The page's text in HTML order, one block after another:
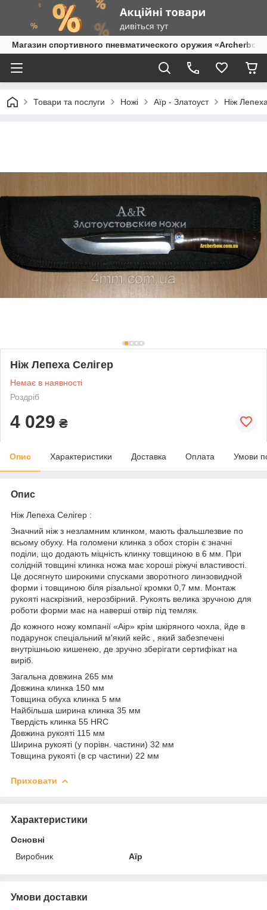
Магазин спортивного пневматического оружия
Товари та послуги Ножі Аїр - Златоуст Ніж
Ніж Лепеха Селігер
Немає в наявності
Роздріб
4 029 ₴
Опис Характеристики Доставка Оплата Умови
Опис
Ніж Лепеха Селігер :
Значний ніж з незламним клинком, мають фальшлезвие по
всьому обуху. На голомени клинка з обох сторін є значні
поділи, що додають міцність клинку товщиною в 6 мм. При
солідній товщині клинка ножа має хороші ріжучі властивості.
Це досягнуто широкими спусками зворотного линзовидной
форми і товщиною біля різальної кромки 0,7 мм. Монтаж
рукояті наскрізний, нерозбірний. Рукоять велика зручною для
роботи форми має на наверші отвір під темляк.
До кожного ножу компанії «Аір» крім шкіряного чохла, йде в
подарунок спеціальний м'який кейс , який забезпечені
внутрішньою кишенею, де зручно зберігати сертифікат на
виріб.
Загальна довжина 265 мм
Довжина клинка 150 мм
Товщина обуха клинка 5 мм
Найбільша ширина клинка 35 мм
Твердість клинка 55 HRC
Довжина рукояті 115 мм
Ширина рукояті (у порівн. частини) 32 мм
Товщина рукояті (в ср частини) 22 мм
Приховати
Характеристики
Основні
Виробник
Аїр
Умови доставки